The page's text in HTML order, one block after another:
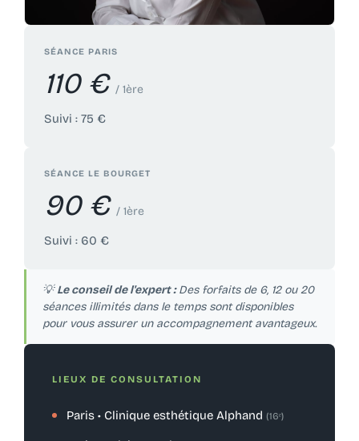
SÉANCE PARIS
110 € / 1ère
Suivi : 75 €
SÉANCE LE BOURGET
90 € / 1ère
Suivi : 60 €
💡Le conseil de l'expert :Des forfaits de 6, 12 ou 20
séances illimités dans le temps sont disponibles
pour vous assurer un accompagnement avantageux.
LIEUX DE CONSULTATION
Paris • Clinique esthétique Alphand (16ᵉ)